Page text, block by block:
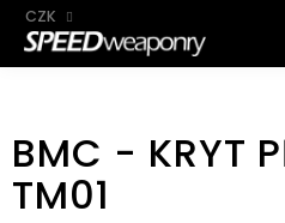
obsah
CZK
BMC - KRYT
TM01